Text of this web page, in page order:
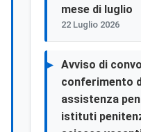
mese di luglio
22 Luglio 2026
Avviso di
conferimento
assistenza
istituti